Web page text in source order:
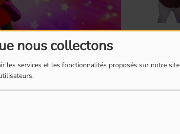
nous collectons
les services et les fonctionnalités proposés sur notre site
Fred Clain